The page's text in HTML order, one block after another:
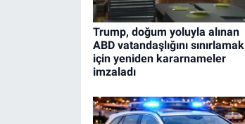
Trump, doğum yoluyla alınan
ABD vatandaşlığını sınırlamak
için yeniden kararnameler
imzaladı